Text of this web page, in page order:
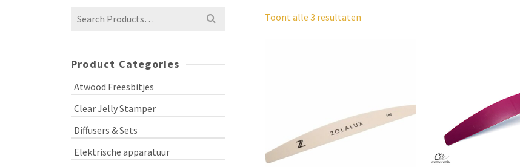
Toont alle 3 resultaten
Product Categories
Atwood Freesbitjes
Clear Jelly Stamper
Diffusers & Sets
Elektrische apparatuur